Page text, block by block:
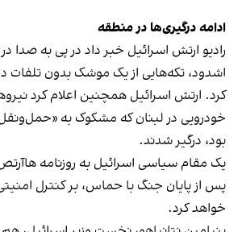
ادامه درگیری‌ها در منطقه
رادیو ارتش اسرائیل خبر داد در پی به صدا
اشدود، تکه‌هایی از یک موشک بدون
کرد. ارتش اسرائیل همچنین اعلام کرد
خودرویی در لبنان که مشکوک به
بود، درگیر شدند.
یک مقام سیاسی اسرائیل به روزنامه
پس از پایان جنگ با حماس، بر کنترل
خواهد کرد.